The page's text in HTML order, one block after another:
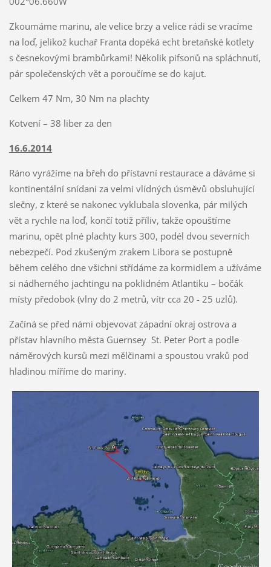
Zkoumáme marinu, ale velice brzy a velice rádi se vracíme
na loď, jelikož kuchař Franta dopéká echt bretaňské kotlety
s česnekovými brambůrkami! Několik pifsonů na spláchnutí,
pár společenských vět a poroučíme se do kajut.
Celkem 47 Nm, 30 Nm na plachty
Kotvení – 38 liber za den
16.6.2014
Ráno vyrážíme na břeh do přístavní restaurace a dáváme si
kontinentální snídani za velmi vlídných úsměvů obsluhující
slečny, z které se nakonec vyklubala slovenka, pár milých
vět a rychle na loď, končí totiž příliv, takže opouštíme
marinu, opět plné plachty kurs 300, podél dvou severních
nebezpečí. Pod zkušeným zrakem Libora se postupně
během celého dne všichni střídáme za kormidlem a užíváme
si nádherného jachtingu na poklidném Atlantiku – bočák
místy předobok (vlny do 2 metrů, vítr cca 20 - 25 uzlů).
Začíná se před námi objevovat západní okraj ostrova a
přístav hlavního města Guernsey St. Peter Port a podle
náměrových kursů mezi mělčinami a spoustou vraků pod
hladinou míříme do mariny.